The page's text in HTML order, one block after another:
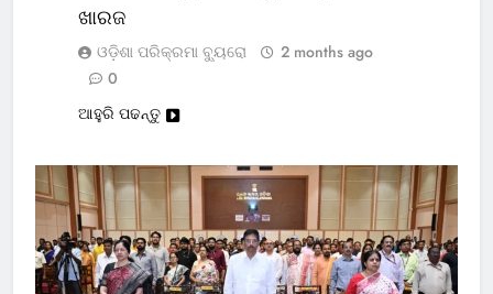
ଖାରଜ
ଓଡ଼ିଶା ପରିକ୍ରମା ବ୍ୟୁରୋ
2 months ago
0
ଆହୁରି ପଢନ୍ତୁ